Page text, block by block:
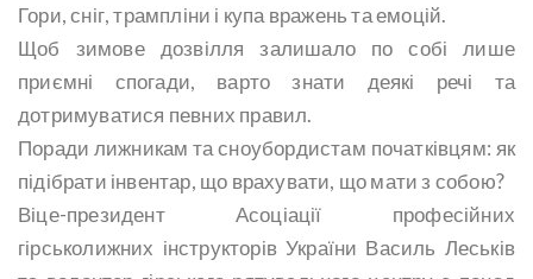
Гори, сніг, трампліни і купа вражень та емоцій.
Щоб зимове дозвілля залишало по собі лише
приємні спогади, варто знати деякі речі та
дотримуватися певних правил.
Поради лижникам та сноубордистам початківцям: як
підібрати інвентар, що врахувати, що мати з собою?
Віце-президент Асоціації професійних
гірськолижних інструкторів України Василь Леськів